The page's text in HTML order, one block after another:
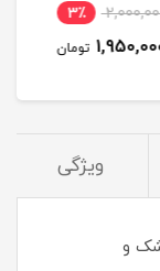
3٪
تومان
ویژگی
و